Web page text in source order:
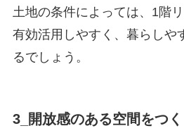
土地の条件によっては、1階
有効活用しやすく、暮らしや
るでしょう。
3_開放感のある空間をつ